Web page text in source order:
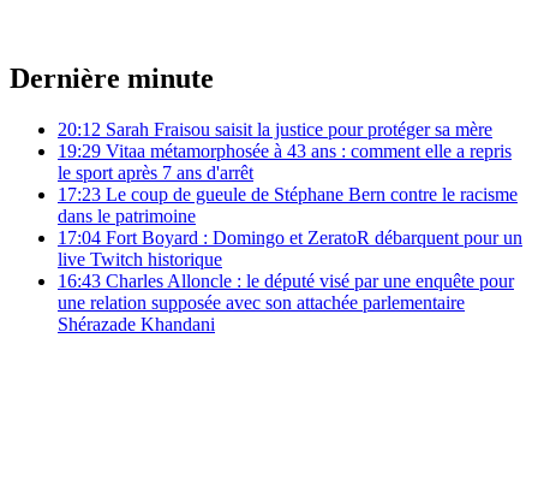
Dernière minute
20:12 Sarah Fraisou saisit la justice pour protéger sa mère
19:29 Vitaa métamorphosée à 43 ans : comment elle a repris
le sport après 7 ans d'arrêt
17:23 Le coup de gueule de Stéphane Bern contre le racisme
dans le patrimoine
17:04 Fort Boyard : Domingo et ZeratoR débarquent pour un
live Twitch historique
16:43 Charles Alloncle : le député visé par une enquête pour
une relation supposée avec son attachée parlementaire
Shérazade Khandani